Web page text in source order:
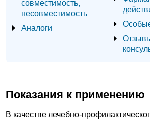
совместимость,
несовместимость
Аналоги
Показания к применению
В качестве лечебно-